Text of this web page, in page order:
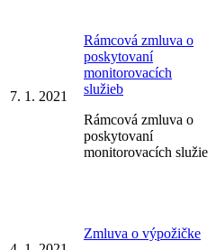
7. 1. 2021
Rámcová zmluva o
poskytovaní
monitorovacích
služieb
Rámcová zmluva o
poskytovaní
monitorovacích služie
Zmluva o výpožičke